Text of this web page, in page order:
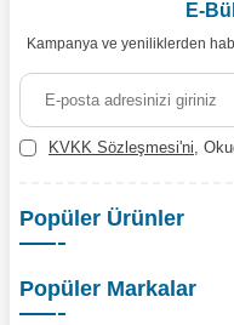
E-
Kampanya ve yeniliklerden
KVKK Sözleşmesi'ni ,
Popüler Ürünler
Popüler Markalar